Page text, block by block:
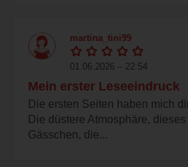
martina_tini99
01.06.2026 – 22:54
Mein erster Leseeindruck
Die ersten Seiten haben mich
Die düstere Atmosphäre,
Gässchen, die...